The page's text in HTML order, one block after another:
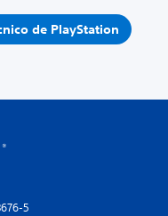
de PlayStation
5